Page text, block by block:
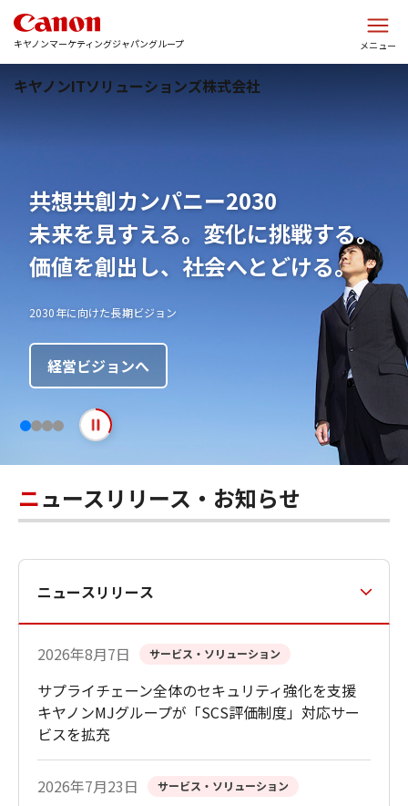
キヤノンマーケティングジャパングループ メニュー
キヤノンITソリューションズ株式会社
共想共創カンパニー2030
未来を見すえる。変化に挑戦する。
価値を創出し、社会へとどける。
2030年に向けた長期ビジョン
経営ビジョンへ
安心・安全なモビリティで
”快適な移動を楽しめる未来を”
当社の豊富な車載開発実績とソフトウェア技術力で支援します。
車載システム開発へ
データに基づき
未来の需要を予測。
数理技術やAIにより、科学的な需給マネジメントの仕組みを構築。
発注・生産・在庫補充計画を最適化し、『欠品なき在庫削減』を実
現。
需要予測・需給計画ソリューションへ
液冷サーバのハウジングサービスな
ら
西東京データセンター
世界基準の運営品質のデータセンターをもっと身近に
ブランドコンテンツへ
play
pause
ニュースリリース・お知らせ
ニュースリリース
2026年8月7日 サービス・ソリューション
サプライチェーン全体のセキュリティ強化を支援
キヤノンMJグループが「SCS評価制度」対応サー
ビスを拡充
2026年7月23日 サービス・ソリューション